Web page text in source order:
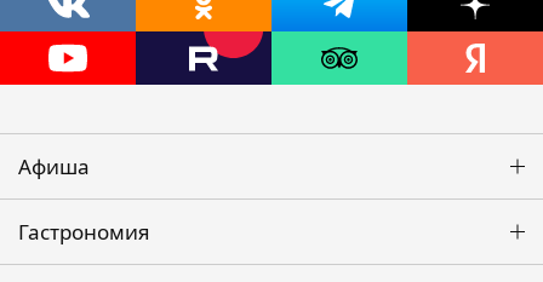
Афиша
Гастрономия